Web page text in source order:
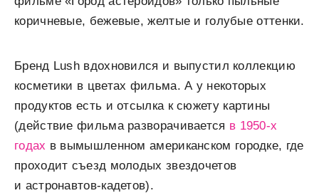
коричневые, бежевые, желтые и голубые оттенки.
Бренд Lush вдохновился и выпустил коллекцию
косметики в цветах фильма. А у некоторых
продуктов есть и отсылка к сюжету картины
(действие фильма разворачивается в 1950-х
годах в вымышленном американском городке, где
проходит съезд молодых звездочетов
и астронавтов-кадетов).